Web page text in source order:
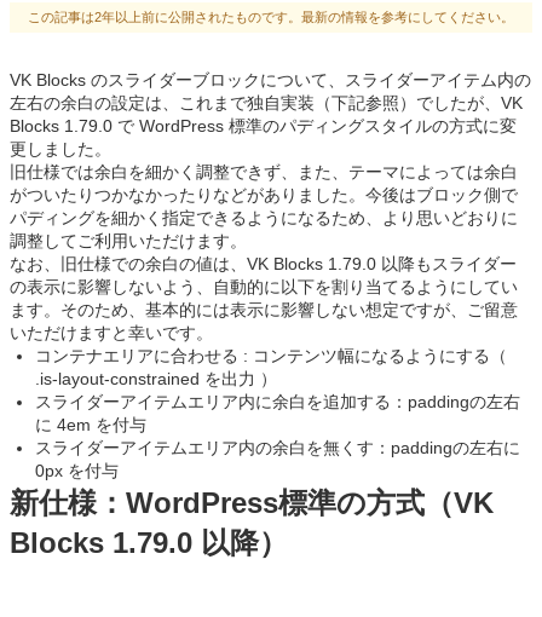
この記事は2年以上前に公開されたものです。最新の情報を参考にしてください。
VK Blocks のスライダーブロックについて、スライダーアイテム内の
左右の余白の設定は、これまで独自実装（下記参照）でしたが、VK
Blocks 1.79.0 で WordPress 標準のパディングスタイルの方式に変
更しました。
旧仕様では余白を細かく調整できず、また、テーマによっては余白
がついたりつかなかったりなどがありました。今後はブロック側で
パディングを細かく指定できるようになるため、より思いどおりに
調整してご利用いただけます。
なお、旧仕様での余白の値は、VK Blocks 1.79.0 以降もスライダー
の表示に影響しないよう、自動的に以下を割り当てるようにしてい
ます。そのため、基本的には表示に影響しない想定ですが、ご留意
いただけますと幸いです。
コンテナエリアに合わせる : コンテンツ幅になるようにする（
.is-layout-constrained を出力 ）
スライダーアイテムエリア内に余白を追加する：paddingの左右
に 4em を付与
スライダーアイテムエリア内の余白を無くす：paddingの左右に
0px を付与
新仕様：WordPress標準の方式（VK
Blocks 1.79.0 以降）